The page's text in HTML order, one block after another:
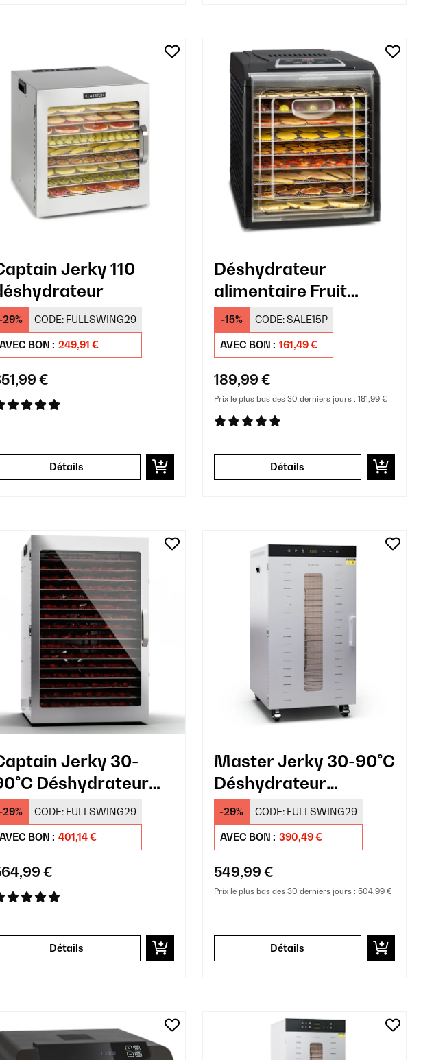
Jerky 110
-29% CODE: FULLSWING29
AVEC BON : 249,91 €
€
Détails
Déshydrateur
alimentaire Fruit
Jerky Plus 9
-15% CODE:SALE15P
AVEC BON : 161,49 €
189,99 €
Prix le plus bas des 30 derniers jours : 181,99 €
Détails
Jerky 30-
Déshydrateur
20
Argent
-29% CODE: FULLSWING29
AVEC BON : 401,14 €
€
Détails
Master Jerky 30-90°C
Déshydrateur
Professionnel 20
Plateaux Argent
-29% CODE: FULLSWING29
AVEC BON : 390,49 €
549,99 €
Prix le plus bas des 30 derniers jours : 504,99 €
Détails